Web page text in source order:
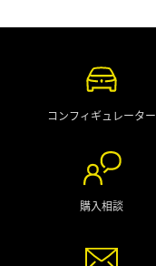
コンフィギュレーター
購入相談